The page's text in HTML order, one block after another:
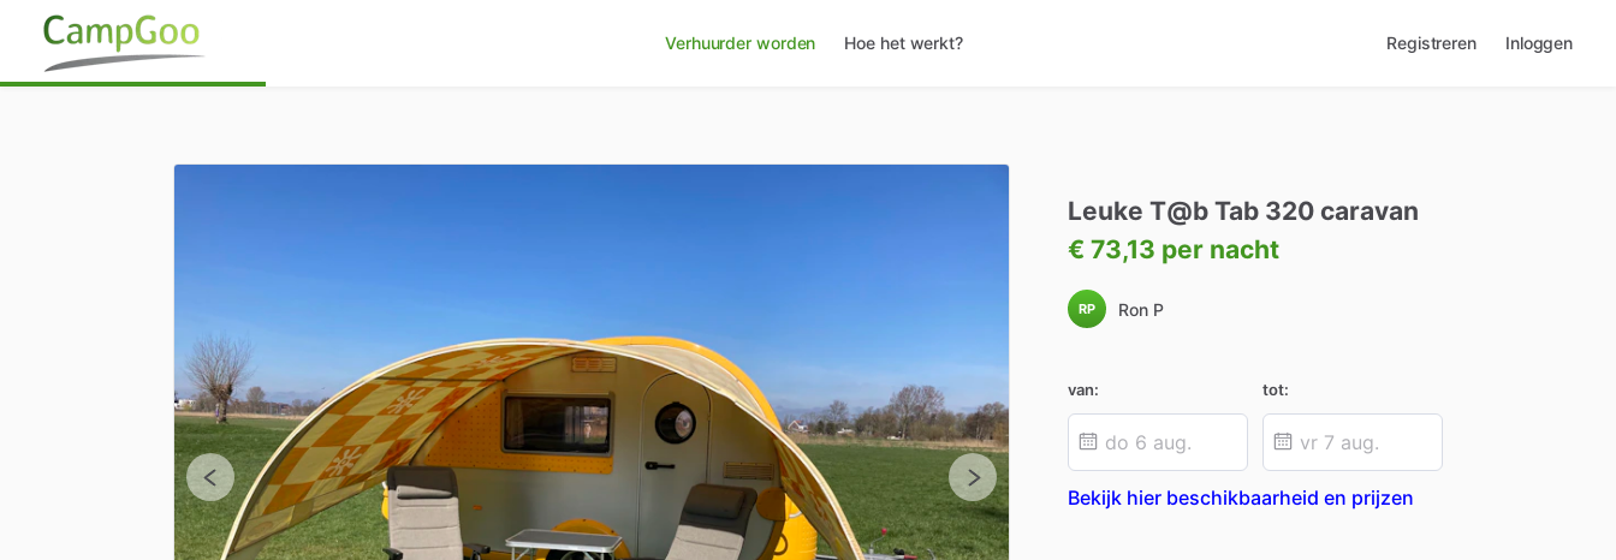
Verhuurder worden Hoe het werkt? Registreren Inloggen
Leuke T@b Tab 320 caravan
€ 73,13 per nacht
RP Ron P
van: tot:
Bekijk hier beschikbaarheid en prijzen